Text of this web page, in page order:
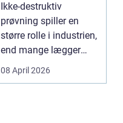
Ikke-destruktiv
prøvning spiller en
større rolle i industrien,
end mange lægger
mærke til i hverdage...
08 April 2026